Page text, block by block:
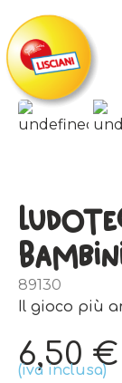
89130
Il gioco più
6,50 €
(iva inclusa)